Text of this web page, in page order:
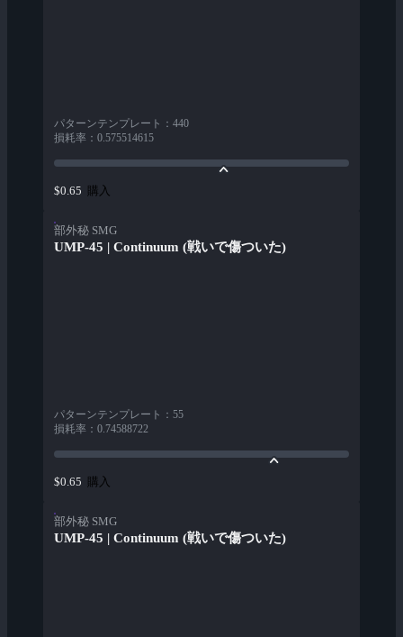
パターンテンプレート ： 440
損耗率 ： 0.575514615
$0.65 購入
部外秘 SMG
UMP-45 | Continuum (戦いで傷ついた)
パターンテンプレート ： 55
損耗率 ： 0.74588722
$0.65 購入
部外秘 SMG
UMP-45 | Continuum (戦いで傷ついた)